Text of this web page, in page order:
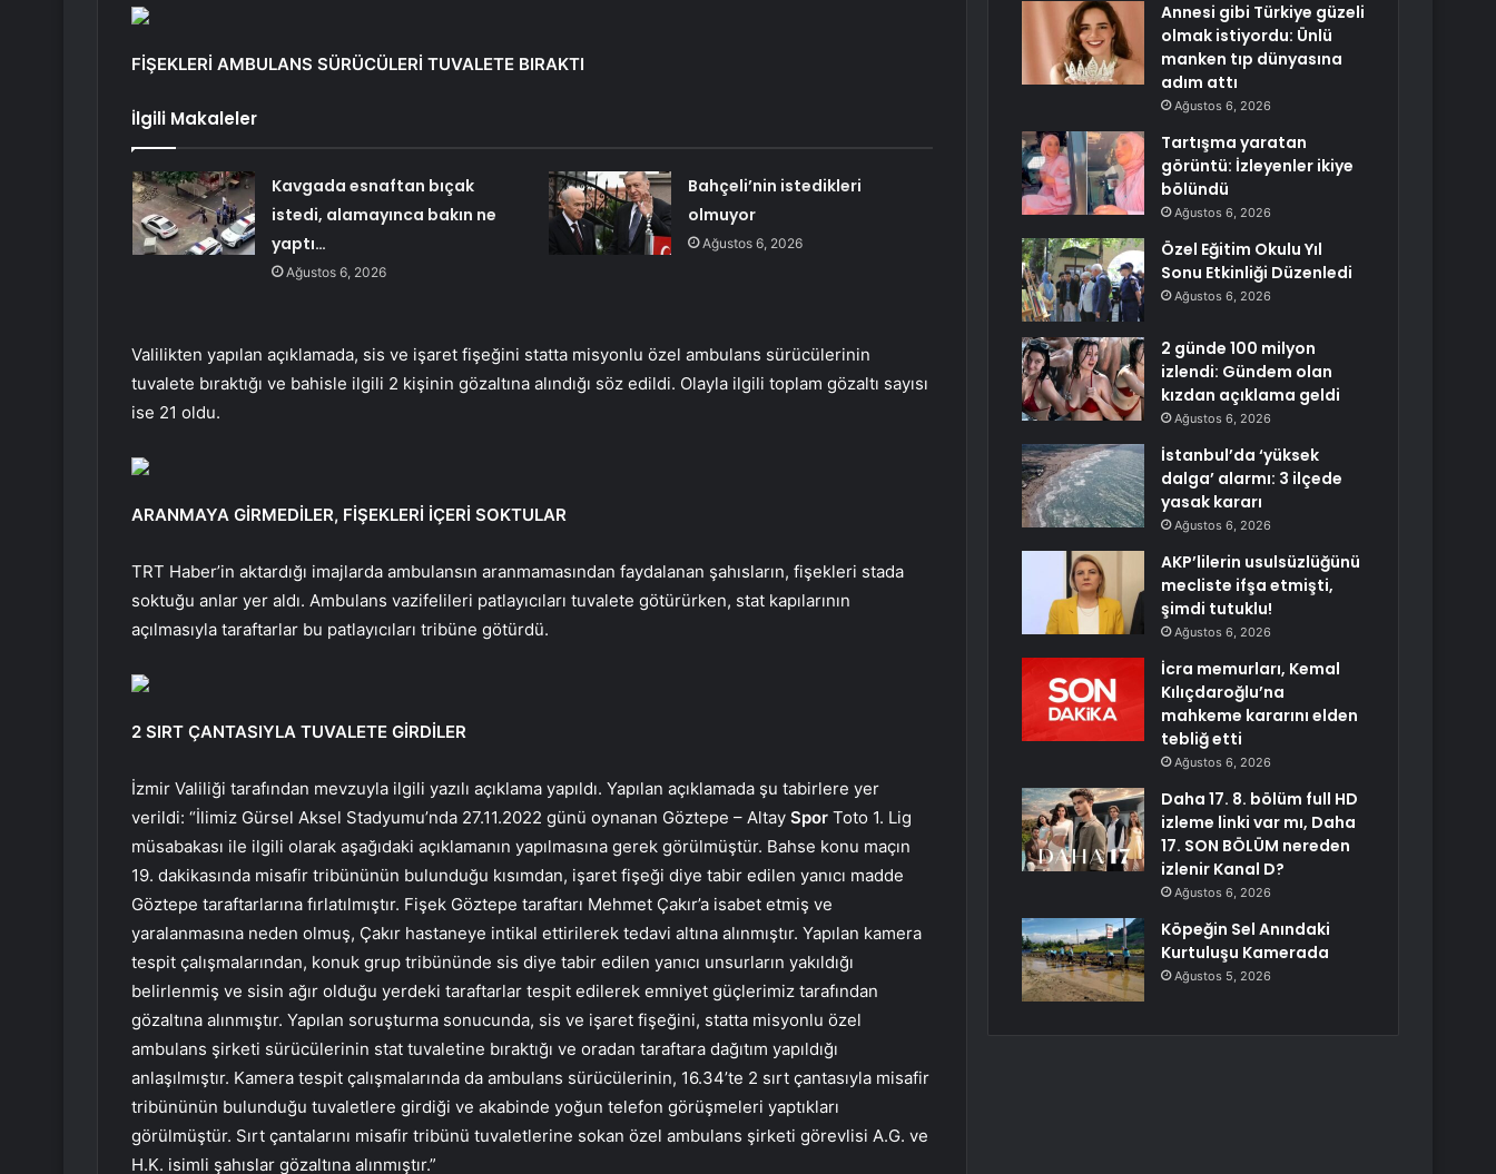
FİŞEKLERİ AMBULANS SÜRÜCÜLERİ TUVALETE BIRAKTI
İlgili Makaleler
Kavgada esnaftan bıçak
istedi, alamayınca bakın ne
yaptı…
Ağustos 6, 2026
Bahçeli’nin istedikleri
olmuyor
Ağustos 6, 2026
Valilikten yapılan açıklamada, sis ve işaret fişeğini statta misyonlu özel ambulans sürücülerinin
tuvalete bıraktığı ve bahisle ilgili 2 kişinin gözaltına alındığı söz edildi. Olayla ilgili toplam gözaltı sayısı
ise 21 oldu.
ARANMAYA GİRMEDİLER, FİŞEKLERİ İÇERİ SOKTULAR
TRT Haber’in aktardığı imajlarda ambulansın aranmamasından faydalanan şahısların, fişekleri stada
soktuğu anlar yer aldı. Ambulans vazifelileri patlayıcıları tuvalete götürürken, stat kapılarının
açılmasıyla taraftarlar bu patlayıcıları tribüne götürdü.
2 SIRT ÇANTASIYLA TUVALETE GİRDİLER
İzmir Valiliği tarafından mevzuyla ilgili yazılı açıklama yapıldı. Yapılan açıklamada şu tabirlere yer
verildi: “İlimiz Gürsel Aksel Stadyumu’nda 27.11.2022 günü oynanan Göztepe – Altay Spor Toto 1. Lig
müsabakası ile ilgili olarak aşağıdaki açıklamanın yapılmasına gerek görülmüştür. Bahse konu maçın
19. dakikasında misafir tribününün bulunduğu kısımdan, işaret fişeği diye tabir edilen yanıcı madde
Göztepe taraftarlarına fırlatılmıştır. Fişek Göztepe taraftarı Mehmet Çakır’a isabet etmiş ve
yaralanmasına neden olmuş, Çakır hastaneye intikal ettirilerek tedavi altına alınmıştır. Yapılan kamera
tespit çalışmalarından, konuk grup tribününde sis diye tabir edilen yanıcı unsurların yakıldığı
belirlenmiş ve sisin ağır olduğu yerdeki taraftarlar tespit edilerek emniyet güçlerimiz tarafından
gözaltına alınmıştır. Yapılan soruşturma sonucunda, sis ve işaret fişeğini, statta misyonlu özel
ambulans şirketi sürücülerinin stat tuvaletine bıraktığı ve oradan taraftara dağıtım yapıldığı
anlaşılmıştır. Kamera tespit çalışmalarında da ambulans sürücülerinin, 16.34’te 2 sırt çantasıyla misafir
tribününün bulunduğu tuvaletlere girdiği ve akabinde yoğun telefon görüşmeleri yaptıkları
görülmüştür. Sırt çantalarını misafir tribünü tuvaletlerine sokan özel ambulans şirketi görevlisi A.G. ve
H.K. isimli şahıslar gözaltına alınmıştır.”
Annesi gibi Türkiye güzeli
olmak istiyordu: Ünlü
manken tıp dünyasına
adım attı
Ağustos 6, 2026
Tartışma yaratan
görüntü: İzleyenler ikiye
bölündü
Ağustos 6, 2026
Özel Eğitim Okulu Yıl
Sonu Etkinliği Düzenledi
Ağustos 6, 2026
2 günde 100 milyon
izlendi: Gündem olan
kızdan açıklama geldi
Ağustos 6, 2026
İstanbul’da ‘yüksek
dalga’ alarmı: 3 ilçede
yasak kararı
Ağustos 6, 2026
AKP’lilerin usulsüzlüğünü
mecliste ifşa etmişti,
şimdi tutuklu!
Ağustos 6, 2026
İcra memurları, Kemal
Kılıçdaroğlu’na
mahkeme kararını elden
tebliğ etti
Ağustos 6, 2026
Daha 17. 8. bölüm full HD
izleme linki var mı, Daha
17. SON BÖLÜM nereden
izlenir Kanal D?
Ağustos 6, 2026
Köpeğin Sel Anındaki
Kurtuluşu Kamerada
Ağustos 5, 2026